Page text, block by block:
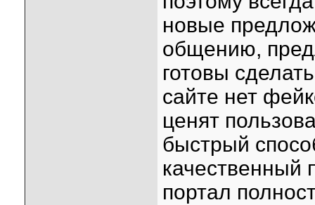
новые
общению,
готовы
сайте нет
ценят
быстрый
качественный
портал